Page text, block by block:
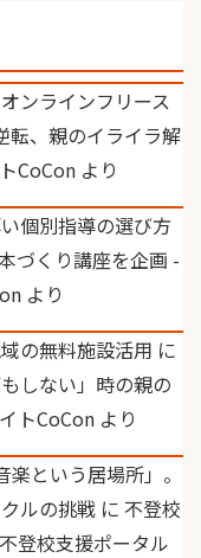
ンラインフリース
転、親のイライラ解
CoCon より
個別指導の選び方
づくり講座を企画 -
より
の無料施設活用 に
しない」時の親の
トCoCon より
という居場所」。
ルの挑戦 に 不登校
登校支援ポータル